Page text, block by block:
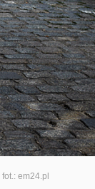
fot.: em24.pl